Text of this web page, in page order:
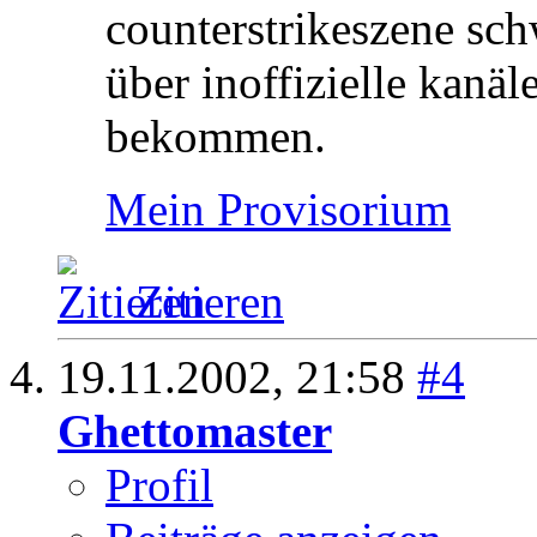
counterstrikeszene
über inoffizielle
bekommen.
Mein Provisorium
Zitieren
19.11.2002, 21:58 #4
Ghettomaster
Profil